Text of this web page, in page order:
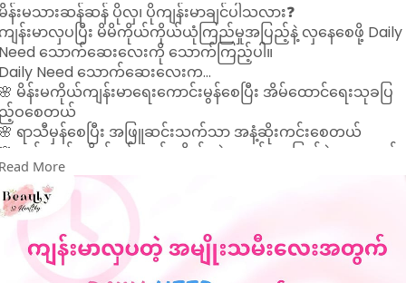
န်းမသားဆန်ဆန် ပိုလှ၊ ပိုကျန်းမာချင်ပါသလား❓
ျန်းမာလှပပြီး မိမိကိုယ်ကိုယ်ယုံကြည်မှုအပြည့်နဲ့ ​လှနေစေဖို့ Daily
သောက်ဆေးလေးကို သောက်ကြည့်ပါ။
Need သောက်ဆေးလေးက...
မိန်းမကိုယ်ကျန်းမာရေးကောင်းမွန်စေပြီး အိမ်ထောင်ရေးသုခပြ
ဝစေတယ်
ရာသီမှန်စေပြီး အဖြူဆင်းသက်သာ အနံ့ဆိုးကင်းစေတယ်
တင်လည်းကိတ် ရင်လည်းကိတ် ဆွဲဆောင်မှုအပြည့်နဲ့လှစေတယ်
အသားအရေလှစေပြီး ဆံသားကောင်းမွန်စေတယ်
တစ်မျိုးတည်းပုံမှန်သောက်ပေးရုံနဲ့ အသားအရေလည်း လှ၊ ကျန်း
ည်း ကျန်းမာ အားလုံးပြီးပြည့်စုံပြီး လှနေစေမှာပါ 💕
န်းကလေးတိုင်းလက်စွဲ Daily Need သောက်ဆေးလေးကို မှာယူလို
ါက Message Box မှာသာ မှာယူလိုက်ပါ။
#သောက်ဆေး #dailyneedmyanmar
More